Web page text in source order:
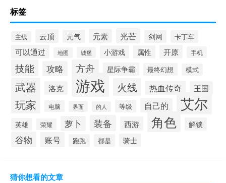
标签
主线 云顶 元气 元素 光芒 剑网 卡丁车
可以通过 地图 城堡 小游戏 属性 开原 手机
技能 攻略 方舟 星际争霸 最终幻想 模式
武器 洛克 游戏 火线 热血传奇 王国
玩家 电脑 界面 的人 等级 自己的 艾尔
英雄 荣耀 萝卜 装备 西游 角色 解锁
谷物 账号 跑跑 都是 骑士
猜你想看的文章